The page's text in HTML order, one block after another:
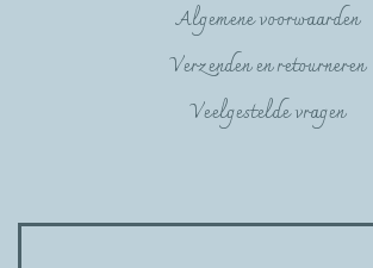
Algemene voorwaarden
Verzenden en retourneren
Veelgestelde vragen